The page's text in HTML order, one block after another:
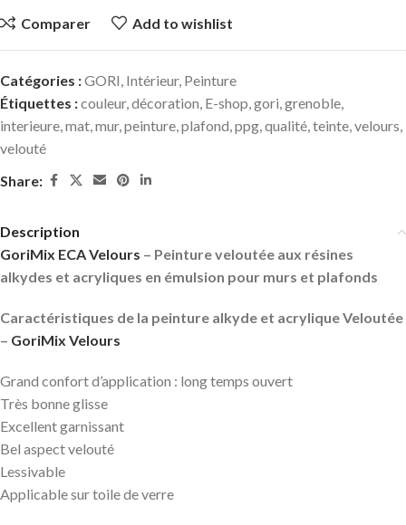
Comparer Add to wishlist
Catégories :GORI, Intérieur, Peinture
Étiquettes :couleur,décoration, E-shop,gori,grenoble,
interieure,mat,mur,peinture,plafond,ppg,qualité,teinte,velours,
velouté
Share:
Description
GoriMix ECA Velours – Peinture veloutée aux résines
alkydes et acryliques en émulsion pour murs et plafonds
Caractéristiques de la peinture alkyde et acrylique Veloutée
– GoriMix Velours
Grand confort d’application : long temps ouvert
Très bonne glisse
Excellent garnissant
Bel aspect velouté
Lessivable
Applicable sur toile de verre